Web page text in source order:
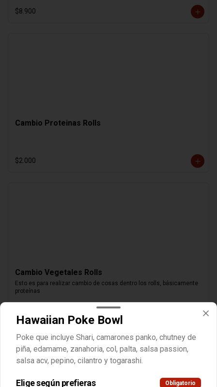
$8.900
Cambio Proteinas Rolls
$2.000
Cambio Vegetales Rolls
Esto es para realizar cambio de cosas dentro los rolls, básicamente
proteínas
Hawaiian Poke Bowl
Poke que incluye Shari, camarones panko, chutney de
piña, edamame, zanahoria, col, palta, salsa passion,
salsa acv, pepino, cilantro y togarashi.
Elige según prefieras Obligatorio